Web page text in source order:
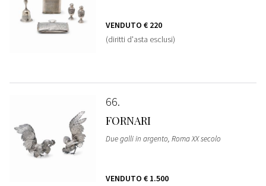
VENDUTO € 220
(diritti d'asta esclusi)
66
FORNARI
Due galli in argento, Roma XX secolo
VENDUTO € 1.500